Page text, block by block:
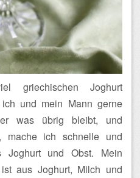
griechischen Joghurt
und mein Mann gerne
was übrig bleibt, und
mache ich schnelle und
Joghurt und Obst. Mein
aus Joghurt, Milch und